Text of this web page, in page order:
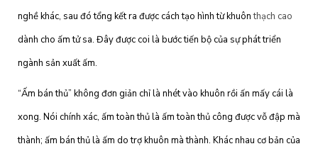
nghề khác, sau đó tổng kết ra được cách tạo hình từ khuônthạch cao
dành cho ấm tử sa. Đây được coi là bước tiến bộ của sự phát triển
ngành sản xuất ấm.
“Ấm bán thủ” không đơn giản chỉ là nhét vào khuôn rồi ấn mấy cái là
xong. Nói chính xác, ấm toàn thủ là ấm toàn thủ công được vỗ đập mà
thành; ấm bán thủ là ấm do trợ khuôn mà thành. Khác nhau cơ bản của